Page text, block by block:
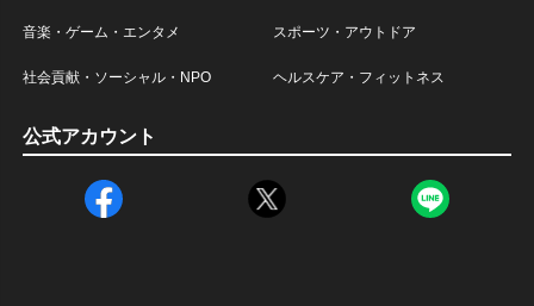
音楽・ゲーム・エンタメ スポーツ・アウトドア
社会貢献・ソーシャル・NPO ヘルスケア・フィットネス
公式アカウント